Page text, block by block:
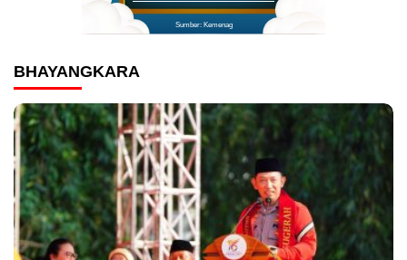
Sumber: Kemenag
BHAYANGKARA